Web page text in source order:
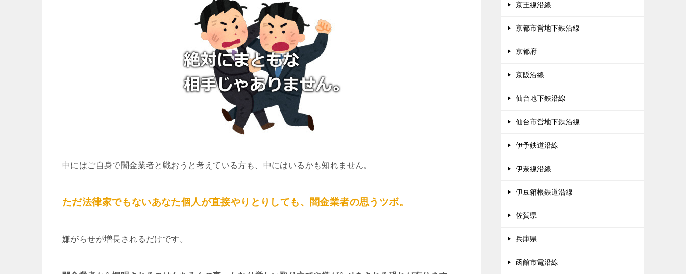
中にはご自身で闇金業者と戦おうと考えている方も、中にはいるかも知れません。
ただ法律家でもないあなた個人が直接やりとりしても、闇金業者の思うツボ。
嫌がらせが増長されるだけです。
京王線沿線
京都市営地下鉄沿線
京都府
京阪沿線
仙台地下鉄沿線
仙台市営地下鉄沿線
伊予鉄道沿線
伊奈線沿線
伊豆箱根鉄道沿線
佐賀県
兵庫県
函館市電沿線